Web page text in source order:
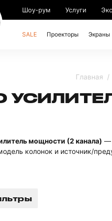
Шоу-рум Услуги
SALE Проекторы Экраны
Главная
мощности (2 канала) —
колонок и источник/